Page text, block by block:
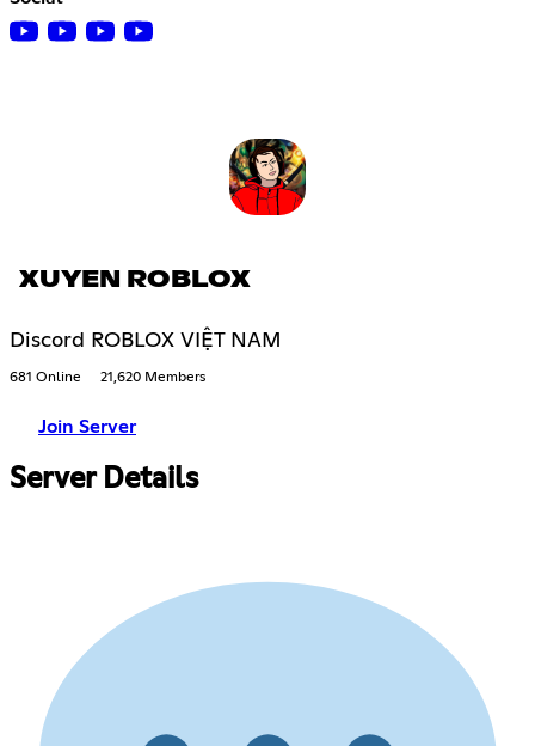
XUYEN ROBLOX
Discord ROBLOX VIỆT NAM
681 Online 21,620 Members
Join Server
Server Details